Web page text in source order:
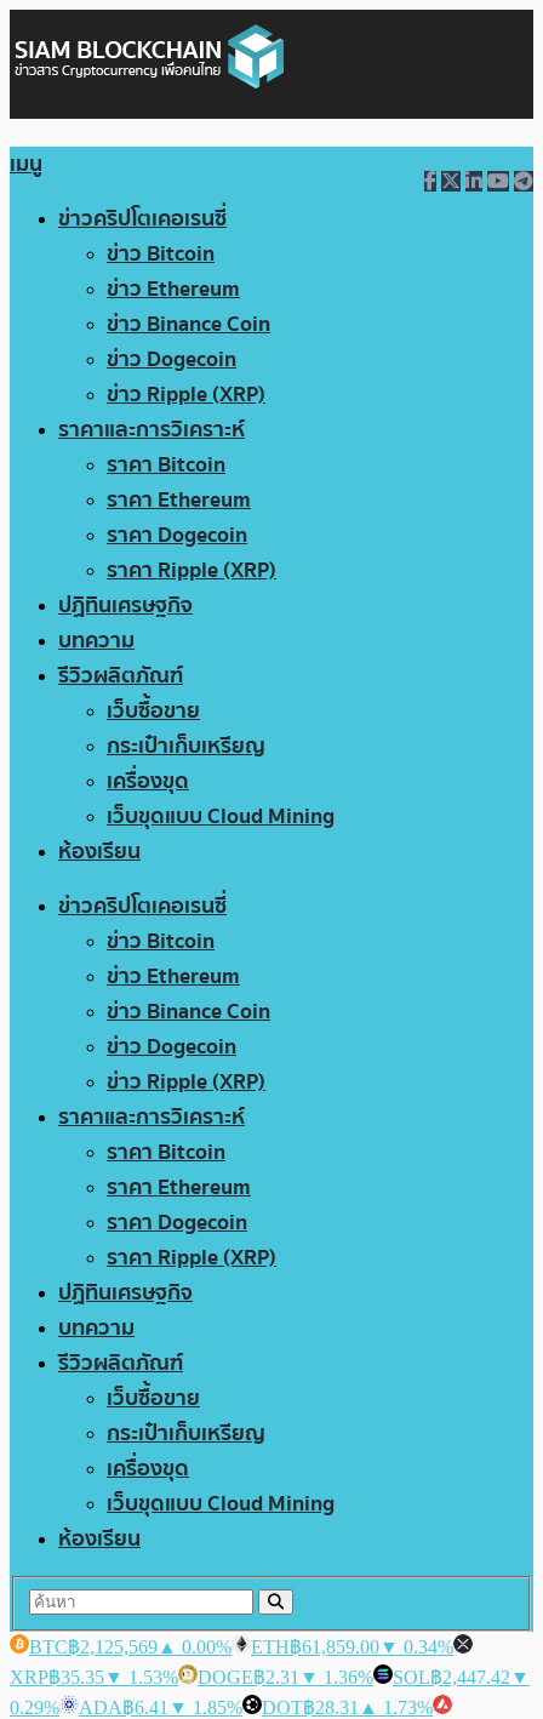
เมนู
ข่าวคริปโตเคอเรนซี่
ข่าว Bitcoin
ข่าว Ethereum
ข่าว Binance Coin
ข่าว Dogecoin
ข่าว Ripple (XRP)
ราคาและการวิเคราะห์
ราคา Bitcoin
ราคา Ethereum
ราคา Dogecoin
ราคา Ripple (XRP)
ปฏิทินเศรษฐกิจ
บทความ
รีวิวผลิตภัณฑ์
เว็บซื้อขาย
กระเป๋าเก็บเหรียญ
เครื่องขุด
เว็บขุดแบบ Cloud Mining
ห้องเรียน
ข่าวคริปโตเคอเรนซี่
ข่าว Bitcoin
ข่าว Ethereum
ข่าว Binance Coin
ข่าว Dogecoin
ข่าว Ripple (XRP)
ราคาและการวิเคราะห์
ราคา Bitcoin
ราคา Ethereum
ราคา Dogecoin
ราคา Ripple (XRP)
ปฏิทินเศรษฐกิจ
บทความ
รีวิวผลิตภัณฑ์
เว็บซื้อขาย
กระเป๋าเก็บเหรียญ
เครื่องขุด
เว็บขุดแบบ Cloud Mining
ห้องเรียน
BTC฿2,125,569 ▲ 0.00% ETH฿61,859.00▼ 0.34%
XRP฿35.35▼ 1.53% DOGE฿2.31 ▼ 1.36% SOL฿2,447.42 ▼
0.29%
ADA฿6.41 ▼ 1.85% DOT฿28.31 ▲ 1.73%